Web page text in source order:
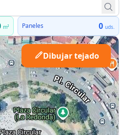
m² Paneles 0 uds.
Dibujar tejado